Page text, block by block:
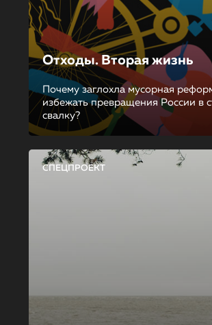
Отходы. Вторая жизнь
Почему заглохла мусорная
избежать превращения России в
свалку?
СПЕЦПРОЕКТ